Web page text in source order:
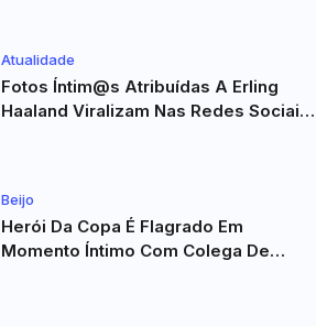
Atualidade
Fotos Íntim@s Atribuídas A Erling
Haaland Viralizam Nas Redes Sociais
Beijo
Herói Da Copa É Flagrado Em
Momento Íntimo Com Colega De